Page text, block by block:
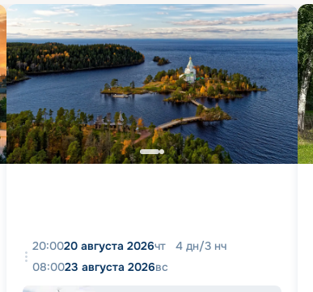
20:0020 августа 2026чт 4 дн/3 нч
08:0023 августа 2026вс